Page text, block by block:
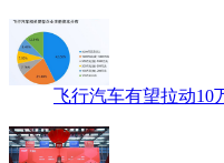
飞行汽车有望拉动10